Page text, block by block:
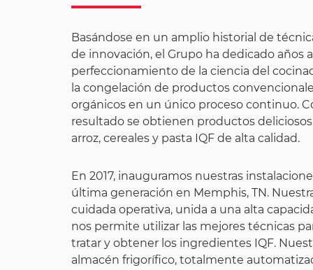
Basándose en un amplio historial de
de innovación, el Grupo ha dedicado años al
perfeccionamiento de la ciencia del
la congelación de productos
orgánicos en un único proceso continuo.
resultado se obtienen productos
arroz, cereales y pasta IQF de alta calidad.
En 2017, inauguramos nuestras
última generación en Memphis, TN.
cuidada operativa, unida a una alta
nos permite utilizar las mejores técnicas
tratar y obtener los ingredientes IQF.
almacén frigorífico, totalmente